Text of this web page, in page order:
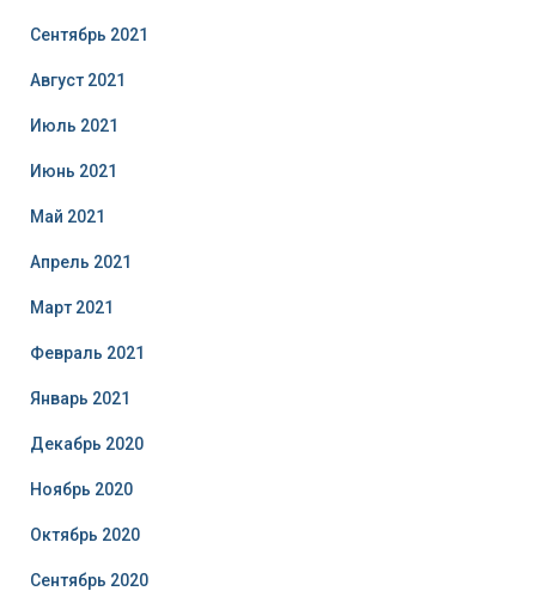
Сентябрь 2021
Август 2021
Июль 2021
Июнь 2021
Май 2021
Апрель 2021
Март 2021
Февраль 2021
Январь 2021
Декабрь 2020
Ноябрь 2020
Октябрь 2020
Сентябрь 2020